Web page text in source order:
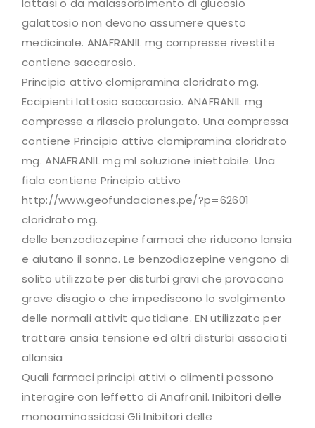
lattasi o da malassorbimento di glucosio
galattosio non devono assumere questo
medicinale. ANAFRANIL mg compresse rivestite
contiene saccarosio.
Principio attivo clomipramina cloridrato mg.
Eccipienti lattosio saccarosio. ANAFRANIL mg
compresse a rilascio prolungato. Una compressa
contiene Principio attivo clomipramina cloridrato
mg. ANAFRANIL mg ml soluzione iniettabile. Una
fiala contiene Principio attivo
http://www.geofundaciones.pe/?p=62601
cloridrato mg.
delle benzodiazepine farmaci che riducono lansia
e aiutano il sonno. Le benzodiazepine vengono di
solito utilizzate per disturbi gravi che provocano
grave disagio o che impediscono lo svolgimento
delle normali attivit quotidiane. EN utilizzato per
trattare ansia tensione ed altri disturbi associati
allansia
Quali farmaci principi attivi o alimenti possono
interagire con leffetto di Anafranil. Inibitori delle
monoaminossidasi Gli Inibitori delle